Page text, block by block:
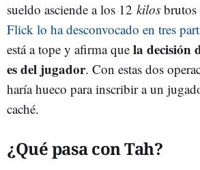
sueldo asciende a los 12 kilos brutos
Flick lo ha desconvocado en tres
está a tope y afirma que la decisión
es del jugador. Con estas dos
haría hueco para inscribir a un
caché.
¿Qué pasa con Tah?